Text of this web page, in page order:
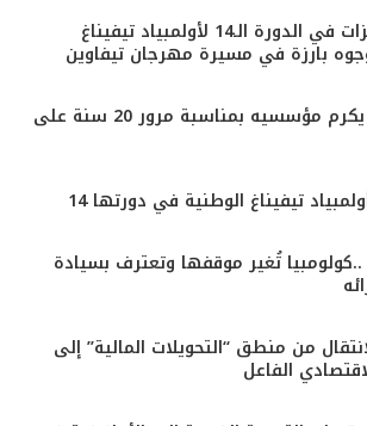
ب
ر
k
ب
أملن.. تتويج الفائزات في الدورة الـ14 لأولمبياد تيفيناغ
بارزة في مسيرة مهرجان تيفاوين
مهرجان تيفاوين يكرم مؤسسيه بمناسبة مرور 20 سنة على
تيفيناغ الوطنية في دورتها 14
..كولومبيا تُغير موقفها وتعترف بسيادة
من منطق “التحويلات المالية” إلى
الفاعل